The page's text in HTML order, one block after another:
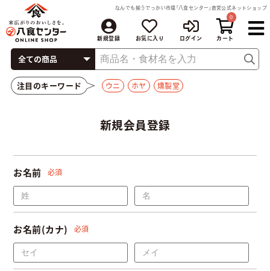
なんでも揃うでっかい市場「八食センター」直営公式ネットショップ
新規登録 お気に入り ログイン
0
注目のキーワード ウニ ホヤ 燻製堂
新規会員登録
お名前 必須
お名前(カナ) 必須